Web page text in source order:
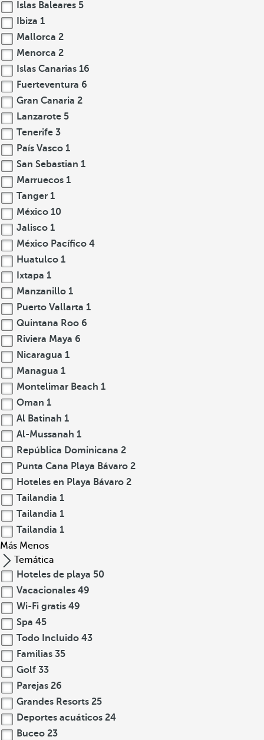
Islas Baleares 5
Ibiza 1
Mallorca 2
Menorca 2
Islas Canarias 16
Fuerteventura 6
Gran Canaria 2
Lanzarote 5
Tenerife 3
País Vasco 1
San Sebastian 1
Marruecos 1
Tanger 1
México 10
Jalisco 1
México Pacífico 4
Huatulco 1
Ixtapa 1
Manzanillo 1
Puerto Vallarta 1
Quintana Roo 6
Riviera Maya 6
Nicaragua 1
Managua 1
Montelimar Beach 1
Oman 1
Al Batinah 1
Al-Mussanah 1
República Dominicana 2
Punta Cana Playa Bávaro 2
Hoteles en Playa Bávaro 2
Tailandia 1
Tailandia 1
Tailandia 1
Más Menos
Temática
Hoteles de playa 50
Vacacionales 49
Wi-Fi gratis 49
Spa 45
Todo Incluido 43
Familias 35
Golf 33
Parejas 26
Grandes Resorts 25
Deportes acuáticos 24
Buceo 23